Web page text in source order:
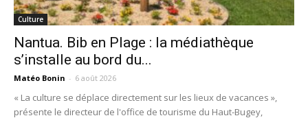
Culture
Nantua. Bib en Plage : la médiathèque
s’installe au bord du...
Matéo Bonin - 6 août 2026
« La culture se déplace directement sur les lieux de vacances »,
présente le directeur de l'office de tourisme du Haut-Bugey,